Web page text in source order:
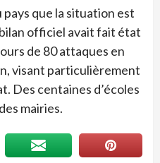
pays que la situation est
officiel avait fait état
de 80 attaques en
visant particulièrement
Des centaines d’écoles
mairies.